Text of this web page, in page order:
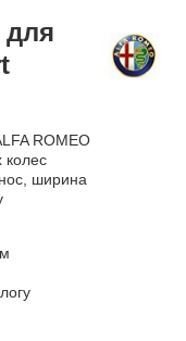
ROMEO
колес
ширина